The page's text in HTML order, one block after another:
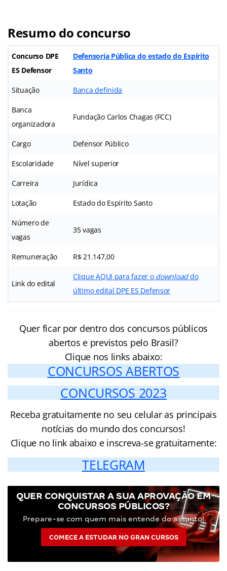
Resumo do concurso
Concurso DPE
ES Defensor
Defensoria Pública do estado do Espírito
Santo
Situação Banca definida
Banca
organizadora
Fundação Carlos Chagas (FCC)
Cargo Defensor Público
Escolaridade Nível superior
Carreira Jurídica
Lotação Estado do Espírito Santo
Número de
vagas
35 vagas
Remuneração R$ 21.147,00
Link do edital
Clique AQUI para fazer o downloaddo
último edital DPE ES Defensor
Quer ficar por dentro dos concursos públicos
abertos e previstos pelo Brasil?
Clique nos links abaixo:
CONCURSOS ABERTOS
CONCURSOS 2023
Receba gratuitamente no seu celular as principais
notícias do mundo dos concursos!
Clique no link abaixo e inscreva-se gratuitamente:
TELEGRAM
QUER CONQUISTAR A SUA APROVAÇÃO EM
CONCURSOS PÚBLICOS?
Prepare-se com quem mais entende do assunto!
COMECE A ESTUDAR NO GRAN CURSOS